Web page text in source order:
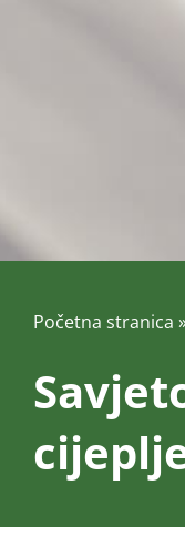
Početna stranica